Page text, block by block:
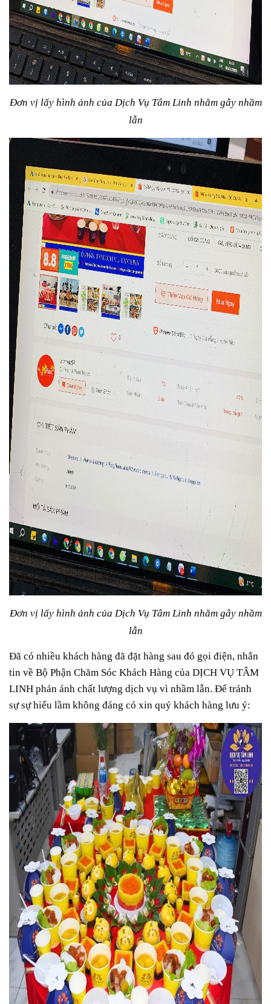
Đơn vị lấy hình ảnh của Dịch Vụ Tâm Linh nhằm gây nhầm
lẫn
Đơn vị lấy hình ảnh của Dịch Vụ Tâm Linh nhằm gây nhầm
lẫn
Đã có nhiều khách hàng đã đặt hàng sau đó gọi điện, nhắn
tin về Bộ Phận Chăm Sóc Khách Hàng của DỊCH VỤ TÂM
LINH phản ánh chất lượng dịch vụ vì nhầm lẫn. Để tránh
sự sự hiểu lầm không đáng có xin quý khách hàng lưu ý: